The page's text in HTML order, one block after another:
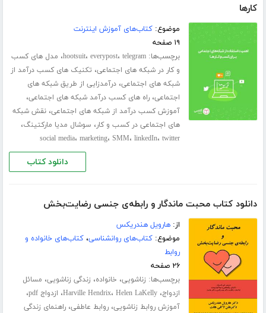
کارها
موضوع:کتاب‌های آموزش اینترنت
۱۹ صفحه
برچسب‌ها:
hootsuit، everypost، telegram ، مدل های کسب
و کار در شبکه های اجتماعی، تکنیک های کسب درآمد از
شبکه های اجتماعی،درآمدزایی از طریق شبکه های
اجتماعی،راه های کسب درآمد شبکه های اجتماعی،
آموزش کسب درآمد از شبکه های اجتماعی،نقش شبکه
های اجتماعی در کسب و کار، سوشال مدیا مارکتینگ،
social media، marketing، SMM، linkedIn، twitter
دانلود کتاب
دانلود کتاب محبت ماندگار و رابطه‌ی جنسی رضایت‌بخش
از:هارویل هندریکس
موضوع:کتاب‌های روانشناسی،کتاب‌های خانواده و
روابط
۲۶ صفحه
برچسب‌ها: زناشویی، خانواده، زندگی زناشویی، مسائل
ازدواج، Harville Hendrix، Helen LaKelly ، ازدواج pdf ،
آموزش روابط زناشویی،روابط عاطفی،راهنمای زندگی